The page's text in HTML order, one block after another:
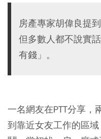
房產專家胡偉良提
但多數人都不說實
有錢」。
一名網友在PTT分享，
到靠近女友工作的區